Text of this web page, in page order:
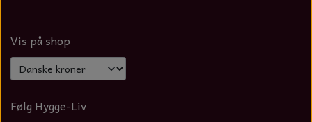
Vis på shop
Følg Hygge-Liv